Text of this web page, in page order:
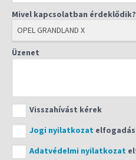
Mivel kapcsolatban
Üzenet
Visszahívást kérek
Jogi nyilatkozat
Adatvédelmi nyilatkozat